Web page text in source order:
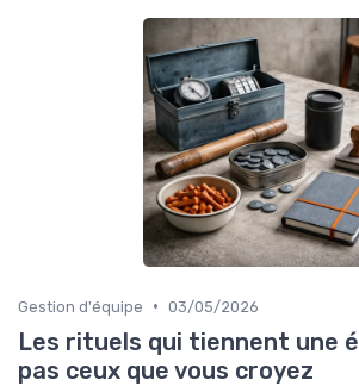
Gestion d'équipe • 03/05/2026
Les rituels qui tiennent une
pas ceux que vous croyez